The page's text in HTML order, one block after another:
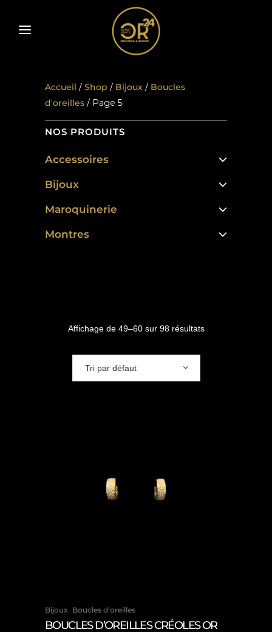
NOS PRODUITS
Accessoires
Bijoux
Maroquinerie
Montres
Accueil / Shop / Bijoux / Boucles
d'oreilles / Page 5
Affichage de 49–60 sur 98 résultats
Tri par défaut
Bijoux, Boucles d'oreilles
BOUCLES D’OREILLES CRÉOLES OR